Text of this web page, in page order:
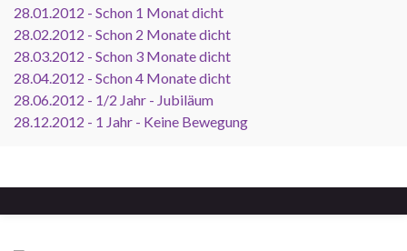
28.01.2012 - Schon 1 Monat dicht
28.02.2012 - Schon 2 Monate dicht
28.03.2012 - Schon 3 Monate dicht
28.04.2012 - Schon 4 Monate dicht
28.06.2012 - 1/2 Jahr - Jubiläum
28.12.2012 - 1 Jahr - Keine Bewegung